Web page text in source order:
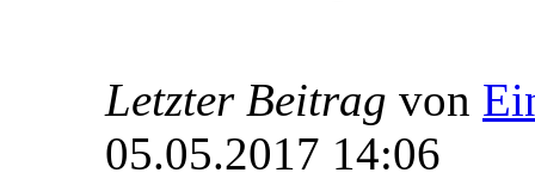
Letzter Beitrag von
05.05.2017 14:06